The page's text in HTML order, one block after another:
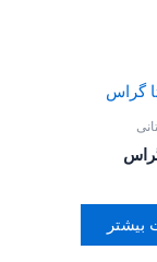
گراس
بیشتر